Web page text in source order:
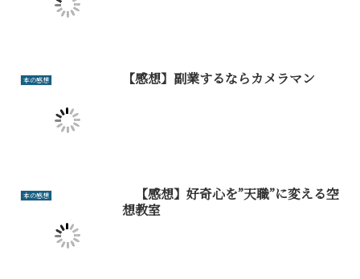
本の感想 【感想】副業するならカメラマン
本の感想
【感想】好奇心を”天職”に変える空
想教室